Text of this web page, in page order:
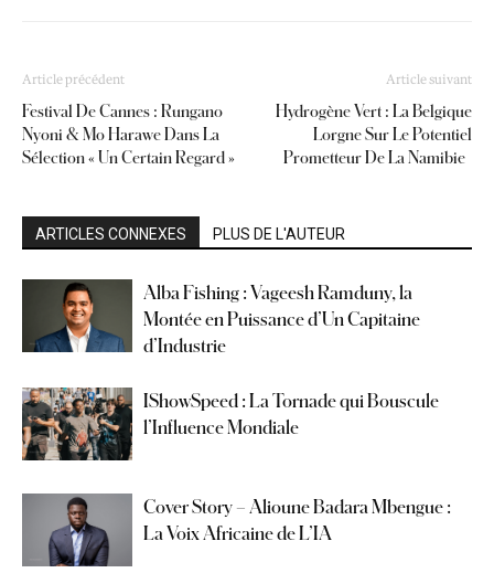
Article précédent
Festival De Cannes : Rungano
Nyoni & Mo Harawe Dans La
Sélection « Un Certain Regard »
Article suivant
Hydrogène Vert : La Belgique
Lorgne Sur Le Potentiel
Prometteur De La Namibie
ARTICLES CONNEXES PLUS DE L'AUTEUR
Alba Fishing : Vageesh Ramduny, la
Montée en Puissance d’Un Capitaine
d’Industrie
IShowSpeed : La Tornade qui Bouscule
l’Influence Mondiale
Cover Story – Alioune Badara Mbengue :
La Voix Africaine de L’IA